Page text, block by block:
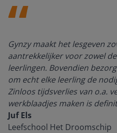
Gynzy maakt het lesgeven
aantrekkelijker voor zowel
leerlingen. Bovendien
om echt elke leerling de
Zinloos tijdsverlies van o.a.
werkblaadjes maken is
Juf Els
Leefschool Het Droomschip